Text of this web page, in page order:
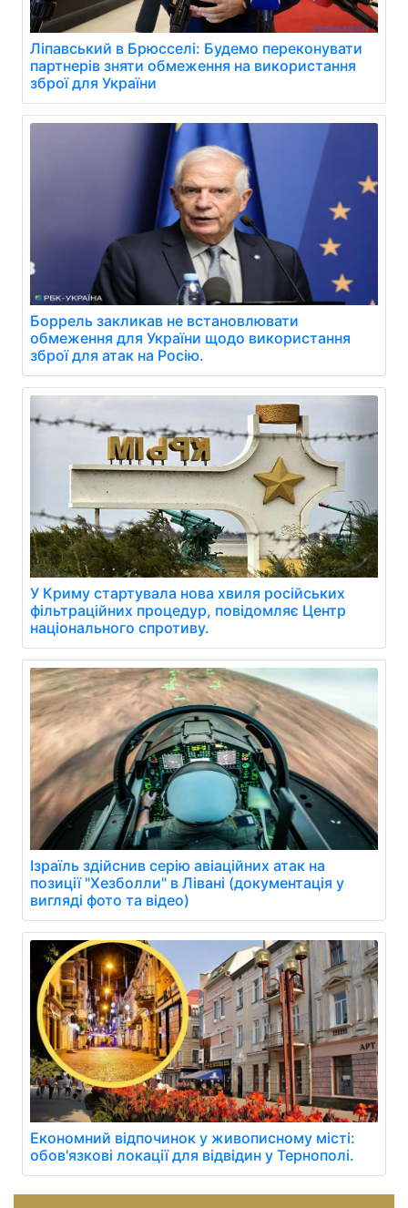
Ліпавський в Брюсселі: Будемо переконувати
партнерів зняти обмеження на використання
зброї для України
Боррель закликав не встановлювати
обмеження для України щодо використання
зброї для атак на Росію.
У Криму стартувала нова хвиля російських
фільтраційних процедур, повідомляє Центр
національного спротиву.
Ізраїль здійснив серію авіаційних атак на
позиції "Хезболли" в Лівані (документація у
вигляді фото та відео)
Економний відпочинок у живописному місті:
обов'язкові локації для відвідин у Тернополі.